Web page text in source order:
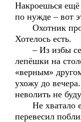
Накроешься
по нужде – вот
Охотник
Хотелось есть.
– Из избы
лепёшки на
«верным»
ухожу до
неволить не
Не хватало
перевесил